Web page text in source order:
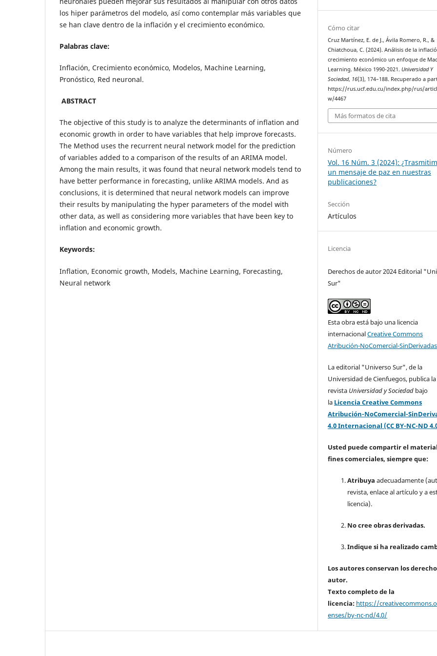
los hiper parámetros del modelo, así como contemplar más variables que
se han clave dentro de la inflación y el crecimiento económico.
Palabras clave:
Inflación, Crecimiento económico, Modelos, Machine Learning,
Pronóstico, Red neuronal.
ABSTRACT
The objective of this study is to analyze the determinants of inflation and
economic growth in order to have variables that help improve forecasts.
The Method uses the recurrent neural network model for the prediction
of variables added to a comparison of the results of an ARIMA model.
Among the main results, it was found that neural network models tend to
have better performance in forecasting, unlike ARIMA models. And as
conclusions, it is determined that neural network models can improve
their results by manipulating the hyper parameters of the model with
other data, as well as considering more variables that have been key to
inflation and economic growth.
Keywords:
Inflation, Economic growth, Models, Machine Learning, Forecasting,
Neural network
Cómo citar
Cruz Martínez, E. de J., Ávila Romero, R., &
Chiatchoua, C. (2024). Análisis de la
crecimiento económico un enfoque de
Learning. México 1990-2021. Universidad Y
Sociedad, 16(3), 174–188. Recuperado a
https://rus.ucf.edu.cu/index.php/rus/
w/4467
Más formatos de cita
Número
Vol. 16 Núm. 3 (2024):
un mensaje de paz en nuestras
publicaciones?
Sección
Artículos
Licencia
Derechos de autor 2024 Editorial
Sur"
Esta obra está bajo una licencia
internacionalCreative Commons
Atribución-NoComercial-
La editorial "Universo Sur", de la
Universidad de Cienfuegos, publica la
revista Universidad y Sociedad bajo
la Licencia Creative Commons
Atribución-NoComercial-
4.0 Internacional (CC BY-NC-ND
Usted puede compartir el
fines comerciales, siempre que:
Atribuya adecuadamente
revista, enlace al artículo y a
licencia).
No cree obras derivadas.
Indique si ha realizado
Los autores conservan los
autor.
Texto completo de la
licencia: https://
enses/by-nc-nd/4.0/